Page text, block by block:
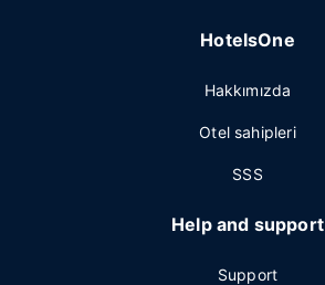
HotelsOne
Hakkımızda
Otel sahipleri
SSS
Help and support
Support